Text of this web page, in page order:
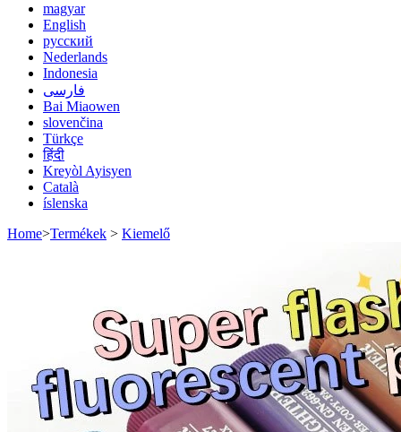
magyar
English
русский
Nederlands
Indonesia
فارسی
Bai Miaowen
slovenčina
Türkçe
हिंदी
Kreyòl Ayisyen
Català
íslenska
Home>Termékek > Kiemelő